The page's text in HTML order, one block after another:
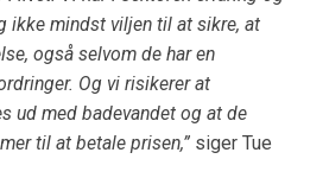
ikke mindst viljen til at sikre, at
også selvom de har en
Og vi risikerer at
ud med badevandet og at de
til at betale prisen,” siger Tue